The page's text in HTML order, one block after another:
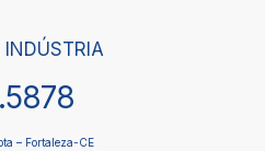
INDÚSTRIA
– Fortaleza-CE